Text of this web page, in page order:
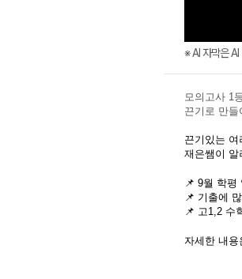
※ AI 자막은 AI
모의고사 1
끈기로 만들
끈기있는
재은쌤이
📌 9월 학평
📌 기출에
📌 고1,2 수
자세한 내용